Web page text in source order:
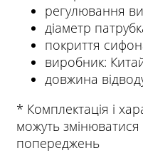
регулювання
діаметр
покриття
виробник:
довжина
* Комплектація і
можуть
попереджень